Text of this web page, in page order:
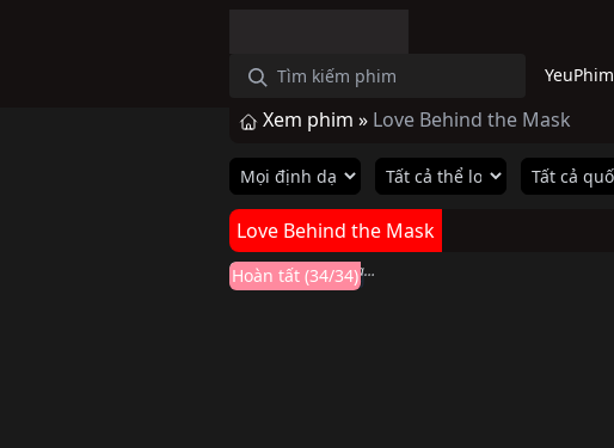
YeuPhim
Xem phim » Love Behind the Mask
Love Behind the Mask
Phỏng Trang
Love Behind the Mask (2025)
Hoàn tất (34/34)
Hoàn thành